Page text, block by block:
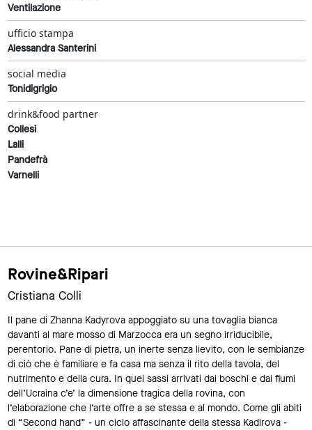
Ventilazione
ufficio stampa
Alessandra Santerini
social media
Tonidigrigio
drink&food partner
Collesi
Lalli
Pandefrà
Varnelli
Rovine&Ripari
Cristiana Colli
Il pane di Zhanna Kadyrova appoggiato su una tovaglia bianca
davanti al mare mosso di Marzocca era un segno irriducibile,
perentorio. Pane di pietra, un inerte senza lievito, con le sembianze
di ciò che è familiare e fa casa ma senza il rito della tavola, del
nutrimento e della cura. In quei sassi arrivati dai boschi e dai fiumi
dell’Ucraina c’e’ la dimensione tragica della rovina, con
l’elaborazione che l’arte offre a se stessa e al mondo. Come gli abiti
di “Second hand” - un ciclo affascinante della stessa Kadirova -